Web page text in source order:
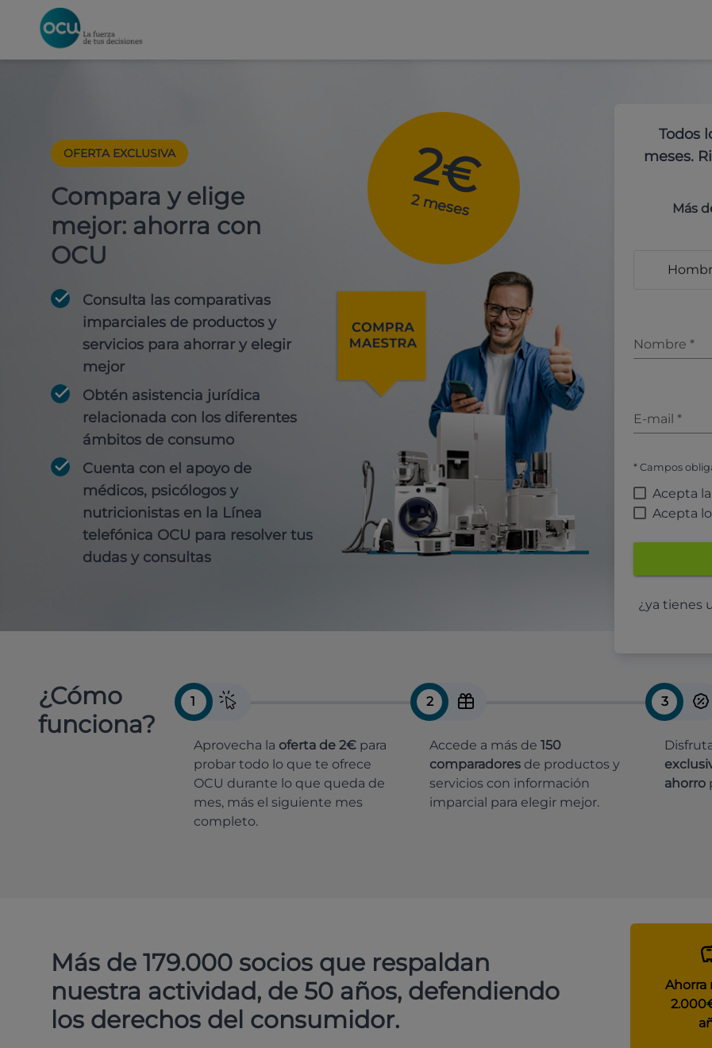
OFERTA EXCLUSIVA
Compara y elige
mejor: ahorra con
OCU
Consulta las comparativas
imparciales de productos y
servicios para ahorrar y elegir
mejor
Obtén asistencia jurídica
relacionada con los diferentes
ámbitos de consumo
Cuenta con el apoyo de
médicos, psicólogos y
nutricionistas en la Línea
telefónica OCU para resolver tus
dudas y consultas
2€
2 meses
Todos
meses.
Más
Nombre *
E-mail *
* Campos
Acepta la
Acepta
¿ya tienes
¿Cómo
funciona?
1
Aprovecha la oferta de 2€ para
probar todo lo que te ofrece
OCU durante lo que queda de
mes, más el siguiente mes
completo.
2
Accede a más de 150
comparadoresde productos y
servicios con información
imparcial para elegir mejor.
3
ahorro
Más de 179.000 socios que respaldan
nuestra actividad, de 50 años, defendiendo
los derechos del consumidor.
Ahorra